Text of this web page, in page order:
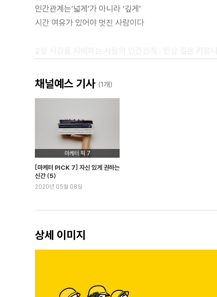
인간관계는‘넓게’가 아니라 ‘깊게’
시간 여유가 있어야 멋진 사람이다
시간 도둑으로부터 자신을 지키는 방법
내 이미지는 내가 만드는 것
감동을 주는 미니 손편지
일을 나눠서 하는 기술
상대의 의욕을 높이는 말 한마디
독학보다 빠른 전문가의 조언
일을 잘하는 사람은 즉답하지 않는다
명확하게, 빠르게, 정감 있게
채널예스 기사 (1개)
마케터 픽 7
[마케터 PICK 7] 자신 있게 권하는
신간 (5)
2020년 05월 08일
상세 이미지